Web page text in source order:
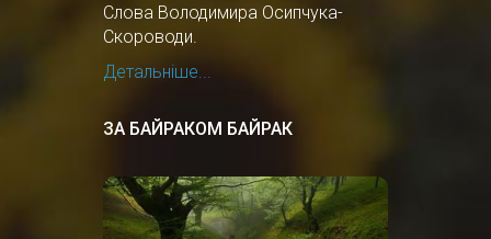
Слова Володимира Осипчука-
Скороводи.
Детальніше...
ЗА БАЙРАКОМ БАЙРАК